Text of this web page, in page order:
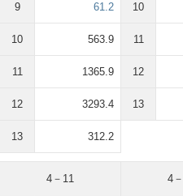
9 61.2
10 563.9
11 1365.9
12 3293.4
13 312.2
10
11
12
13
4－11 4